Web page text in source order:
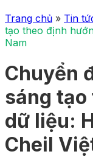
Trang chủ » Tin
tạo theo định
Nam
Chuyển
sáng
dữ liệu:
Cheil